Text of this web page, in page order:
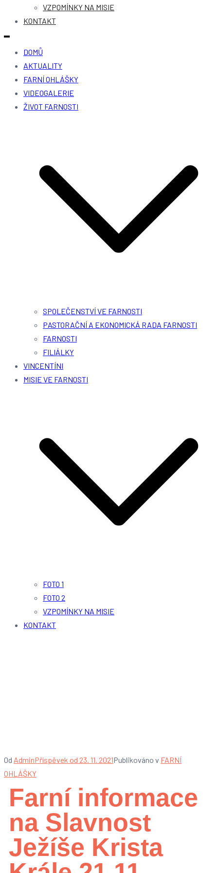
VZPOMÍNKY NA MISIE
KONTAKT
DOMŮ
AKTUALITY
FARNÍ OHLÁŠKY
VIDEOGALERIE
ŽIVOT FARNOSTI
SPOLEČENSTVÍ VE FARNOSTI
PASTORAČNÍ A EKONOMICKÁ RADA FARNOSTI
FARNOSTI
FILIÁLKY
VINCENTÍNI
MISIE VE FARNOSTI
FOTO 1
FOTO 2
VZPOMÍNKY NA MISIE
KONTAKT
Od AdminPříspěvek od 23. 11. 2021Publikováno v FARNÍ
OHLÁŠKY
Farní informace
na Slavnost
Ježíše Krista